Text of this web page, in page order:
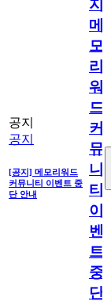
공지
공지
[공지] 메모리워드
커뮤니티 이벤트 중
단 안내
지]
메
모
리
워
드
커
뮤
니
티
이
벤
트
중
단